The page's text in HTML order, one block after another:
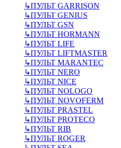
↳ПУЛЬТ GARRISON
↳ПУЛЬТ GENIUS
↳ПУЛЬТ GSN
↳ПУЛЬТ HORMANN
↳ПУЛЬТ LIFE
↳ПУЛЬТ LIFTMASTER
↳ПУЛЬТ MARANTEC
↳ПУЛЬТ NERO
↳ПУЛЬТ NICE
↳ПУЛЬТ NOLOGO
↳ПУЛЬТ NOVOFERM
↳ПУЛЬТ PRASTEL
↳ПУЛЬТ PROTECO
↳ПУЛЬТ RIB
↳ПУЛЬТ ROGER